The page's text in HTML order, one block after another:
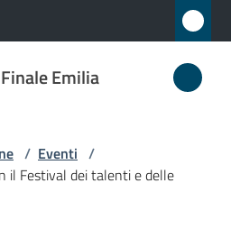
Emilia
/ Eventi /
il Festival dei talenti e delle